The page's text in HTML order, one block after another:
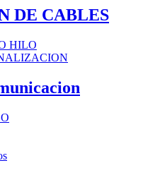
DE CABLES
HILO